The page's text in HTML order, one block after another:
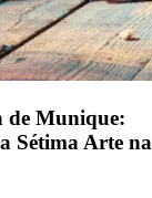
de Munique:
Sétima Arte na